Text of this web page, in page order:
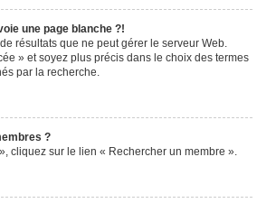
une page blanche ?!
résultats que ne peut gérer le serveur Web.
» et soyez plus précis dans le choix des termes
par la recherche.
?
cliquez sur le lien « Rechercher un membre ».